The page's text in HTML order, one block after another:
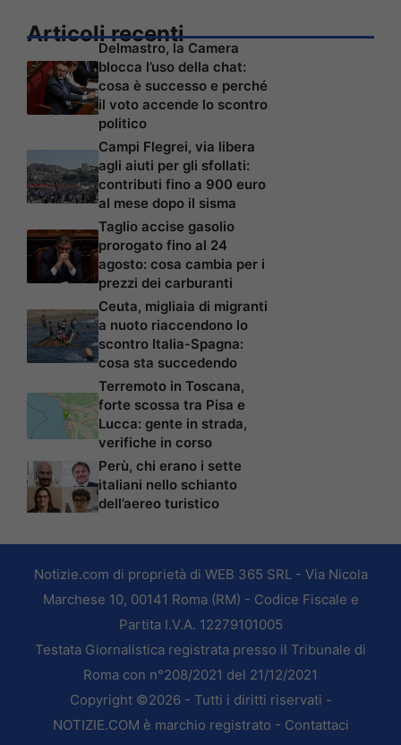
Articoli recenti
Delmastro, la Camera
blocca l’uso della chat:
cosa è successo e perché
il voto accende lo scontro
politico
Campi Flegrei, via libera
agli aiuti per gli sfollati:
contributi fino a 900 euro
al mese dopo il sisma
Taglio accise gasolio
prorogato fino al 24
agosto: cosa cambia per i
prezzi dei carburanti
Ceuta, migliaia di migranti
a nuoto riaccendono lo
scontro Italia-Spagna:
cosa sta succedendo
Terremoto in Toscana,
forte scossa tra Pisa e
Lucca: gente in strada,
verifiche in corso
Perù, chi erano i sette
italiani nello schianto
dell’aereo turistico
Notizie.com di proprietà di WEB 365 SRL - Via Nicola
Marchese 10, 00141 Roma (RM) - Codice Fiscale e
Partita I.V.A. 12279101005
Testata Giornalistica registrata presso il Tribunale di
Roma con n°208/2021 del 21/12/2021
Copyright ©2026 - Tutti i diritti riservati -
NOTIZIE.COM è marchio registrato - Contattaci